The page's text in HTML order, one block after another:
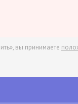
вы принимаете